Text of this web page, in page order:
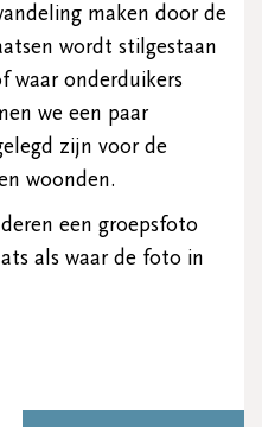
maken door de
wordt stilgestaan
waar onderduikers
we een paar
zijn voor de
woonden.
een groepsfoto
als waar de foto in